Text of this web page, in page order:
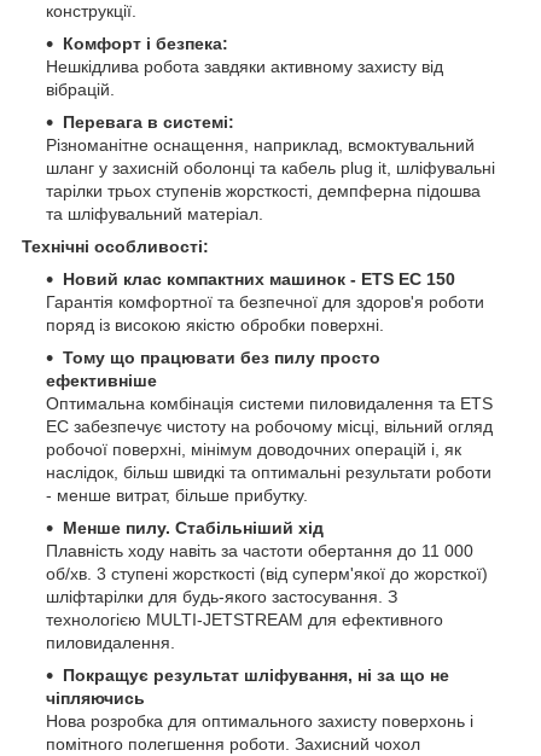
конструкції.
Комфорт і безпека:
Нешкідлива робота завдяки активному захисту від
вібрацій.
Перевага в системі:
Різноманітне оснащення, наприклад, всмоктувальний
шланг у захисній оболонці та кабель plug it, шліфувальні
тарілки трьох ступенів жорсткості, демпферна підошва
та шліфувальний матеріал.
Технічні особливості:
Новий клас компактних машинок - ETS EC 150
Гарантія комфортної та безпечної для здоров'я роботи
поряд із високою якістю обробки поверхні.
Тому що працювати без пилу просто
ефективніше
Оптимальна комбінація системи пиловидалення та ETS
EC забезпечує чистоту на робочому місці, вільний огляд
робочої поверхні, мінімум доводочних операцій і, як
наслідок, більш швидкі та оптимальні результати роботи
- менше витрат, більше прибутку.
Менше пилу. Стабільніший хід
Плавність ходу навіть за частоти обертання до 11 000
об/хв. 3 ступені жорсткості (від суперм'якої до жорсткої)
шліфтарілки для будь-якого застосування. З
технологією MULTI-JETSTREAM для ефективного
пиловидалення.
Покращує результат шліфування, ні за що не
чіпляючись
Нова розробка для оптимального захисту поверхонь і
помітного полегшення роботи. Захисний чохол